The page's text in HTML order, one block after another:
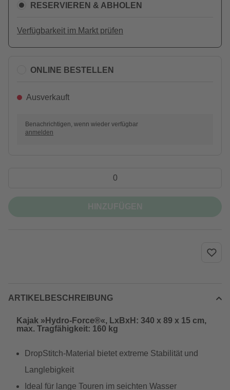
RESERVIEREN & ABHOLEN
Verfügbarkeit im Markt prüfen
ONLINE BESTELLEN
Ausverkauft
Benachrichtigen, wenn wieder verfügbar
anmelden
ARTIKELBESCHREIBUNG
Kajak »Hydro-Force®«, LxBxH: 340 x 89 x 15 cm,
max. Tragfähigkeit: 160 kg
DropStitch-Material bietet extreme Stabilität und
Langlebigkeit
Ideal für lange Touren im seichten Wasser